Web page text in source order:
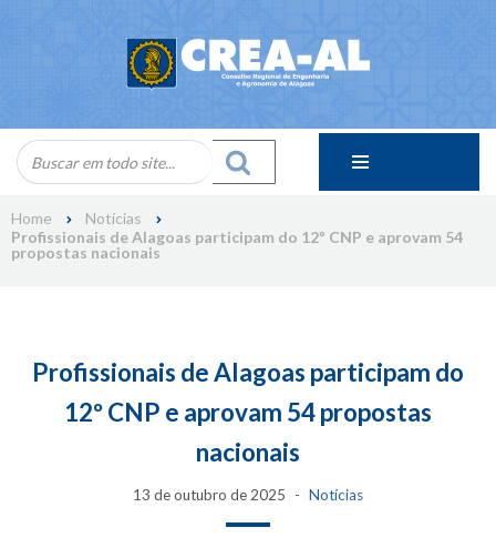
Home
Notícias
Profissionais de Alagoas participam do 12º CNP e aprovam 54
propostas nacionais
Profissionais de Alagoas participam do
12º CNP e aprovam 54 propostas
nacionais
13 de outubro de 2025 Notícias